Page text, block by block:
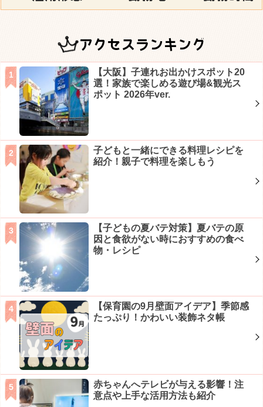
アクセスランキング
【大阪】子連れお出かけスポット20
選！家族で楽しめる遊び場&観光ス
ポット 2026年ver.
子どもと一緒にできる料理レシピを
紹介！親子で料理を楽しもう
【子どもの夏バテ対策】夏バテの原
因と食欲がない時におすすめの食べ
物・レシピ
【保育園の9月壁面アイデア】季節感
たっぷり！かわいい装飾ネタ帳
赤ちゃんへテレビが与える影響！注
意点や上手な活用方法も紹介